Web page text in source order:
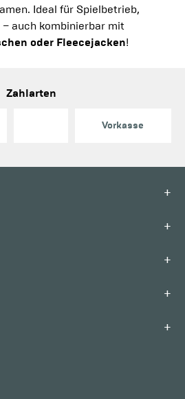
Ideal für Spielbetrieb,
auch kombinierbar mit
oder Fleecejacken!
Zahlarten
Vorkasse
+
+
+
+
+